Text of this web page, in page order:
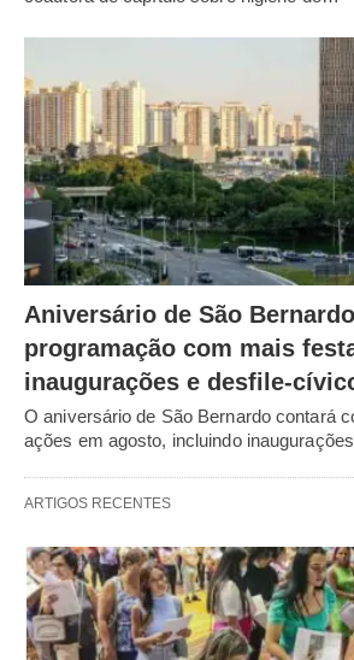
Aniversário de São
programação com mais
inaugurações e desfile-
O aniversário de São Bernardo contará
ações em agosto, incluindo
ARTIGOS RECENTES